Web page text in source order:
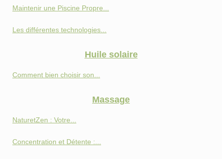
Maintenir une Piscine Propre...
Les différentes technologies...
Huile solaire
Comment bien choisir son...
Massage
NaturetZen : Votre...
Concentration et Détente :...